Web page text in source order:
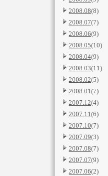
2008.08(8)
2008.07(7)
2008.06(9)
2008.05(10)
2008.04(9)
2008.03(11)
2008.02(5)
2008.01(7)
2007.12(4)
2007.11(6)
2007.10(7)
2007.09(3)
2007.08(7)
2007.07(9)
2007.06(2)